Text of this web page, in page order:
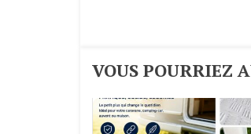
VOUS POURRIEZ